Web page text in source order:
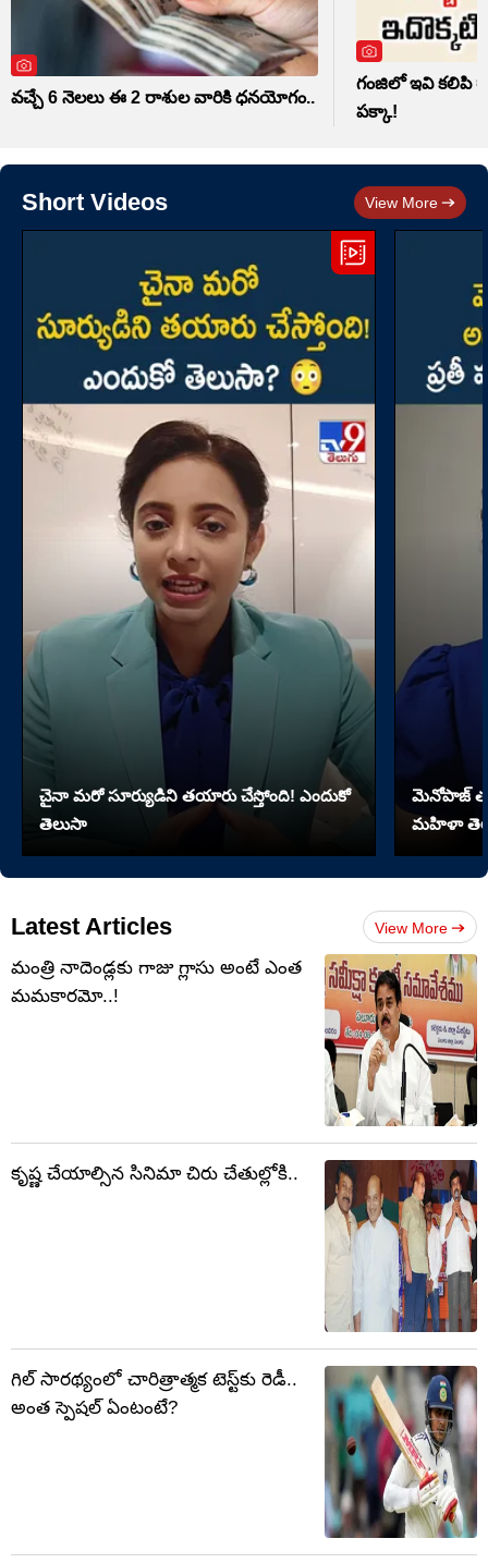
వచ్చే 6 నెలలు ఈ 2 రాశుల వారికి ధనయోగం..
గంజిలో ఇవి కలిపి
పక్కా!
Short Videos View More
చైనా మరో సూర్యుడిని తయారు చేస్తోంది! ఎందుకో
తెలుసా
మెనోపాజ్
మహిళా
Latest Articles View More
మంత్రి నాదెండ్లకు గాజు గ్లాసు అంటే ఎంత
మమకారమో..!
కృష్ణ చేయాల్సిన సినిమా చిరు చేతుల్లోకి..
గిల్ సారథ్యంలో చారిత్రాత్మక టెస్ట్‌కు రెడీ..
అంత స్పెషల్ ఏంటంటే?